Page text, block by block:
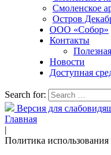
Смоленское
Остров
ООО «Собор»
Контакты
Новости
Доступная
Search for:
Версия для
Главная
|
Политика